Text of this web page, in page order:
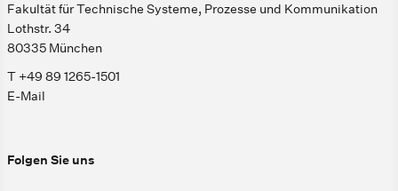
Fakultät für Technische Systeme, Prozesse und Kommunikation
Lothstr. 34
80335 München
T +49 89 1265-1501
E-Mail
Folgen Sie uns